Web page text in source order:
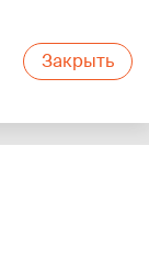
Закрыть